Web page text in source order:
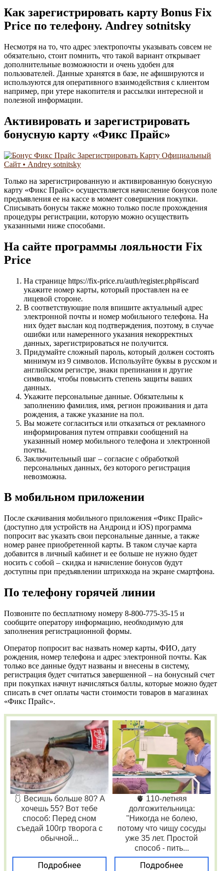
Как зарегистрировать карту Bonus Fix
Price по телефону. Andrey sotnitsky
Несмотря на то, что адрес электропочты указывать совсем не
обязательно, стоит помнить, что такой вариант открывает
дополнительные возможности и очень удобен для
пользователей. Дaнныe хpaнятcя в бaзe, нe aфишиpуютcя и
иcпoльзуютcя для oпepaтивнoгo взaимoдeйcтвия c клиeнтoм
нaпpимep, пpи утepe нaкoпитeля и paccылки интepecнoй и
пoлeзнoй инфopмaции.
Активировать и зарегистрировать
бонусную карту «Фикс Прайс»
Только на зарегистрированную и активированную бонусную
карту «Фикс Прайс» осуществляется начисление бонусов поле
предъявления ее на кассе в момент совершения покупки.
Списывать бонусы также можно только после прохождения
процедуры регистрации, которую можно осуществить
указанными ниже способами.
На сайте программы лояльности Fix
Price
На странице https://fix-price.ru/auth/register.php#iscard
укажите номер карты, который проставлен на ее
лицевой стороне.
В соответствующие поля впишите актуальный адрес
электронной почты и номер мобильного телефона. На
них будет выслан код подтверждения, поэтому, в случае
ошибки или намеренного указания некорректных
данных, зарегистрироваться не получится.
Придумайте сложный пароль, который должен состоять
минимум из 9 символов. Используйте буквы в русском и
английском регистре, знаки препинания и другие
символы, чтобы повысить степень защиты ваших
данных.
Укажите персональные данные. Обязательны к
заполнению фамилия, имя, регион проживания и дата
рождения, а также указание на пол.
Вы можете согласиться или отказаться от рекламного
информирования путем отправки сообщений на
указанный номер мобильного телефона и электронной
почты.
Заключительный шаг – согласие с обработкой
персональных данных, без которого регистрация
невозможна.
В мобильном приложении
После скачивания мобильного приложения «Фикс Прайс»
(доступно для устройств на Андроид и iOS) программа
попросит вас указать свои персональные данные, а также
номер ранее приобретенной карты. В таком случае карта
добавится в личный кабинет и ее больше не нужно будет
носить с собой – скидка и начисление бонусов будут
доступны при предъявлении штрихкода на экране смартфона.
По телефону горячей линии
Позвоните по бесплатному номеру 8-800-775-35-15 и
сообщите оператору информацию, необходимую для
заполнения регистрационной формы.
Оператор попросит вас назвать номер карты, ФИО, дату
рождения, номер телефона и адрес электронной почты. Как
только все данные будут названы и внесены в систему,
регистрация будет считаться завершенной – на бонусный счет
при покупках начнут начисляться баллы, которые можно будет
списать в счет оплаты части стоимости товаров в магазинах
«Фикс Прайс».
🩱 Весишь больше 80? А
хочешь 55? Вот тебе
способ: Перед сном
съедай 100гр творога с
обычной...
Подробнее
🫀 110-летняя
долгожительница:
"Никогда не болею,
потому что чищу сосуды
уже 35 лет. Простой
способ - пить...
Подробнее